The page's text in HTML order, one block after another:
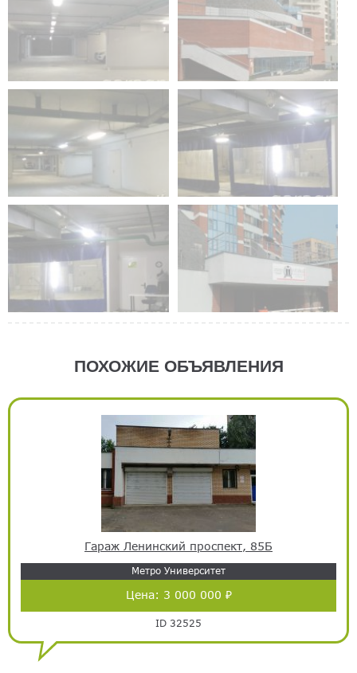
ПОХОЖИЕ ОБЪЯВЛЕНИЯ
Гараж Ленинский проспект, 85Б
Метро Университет
Цена: 3 000 000 ₽
ID 32525